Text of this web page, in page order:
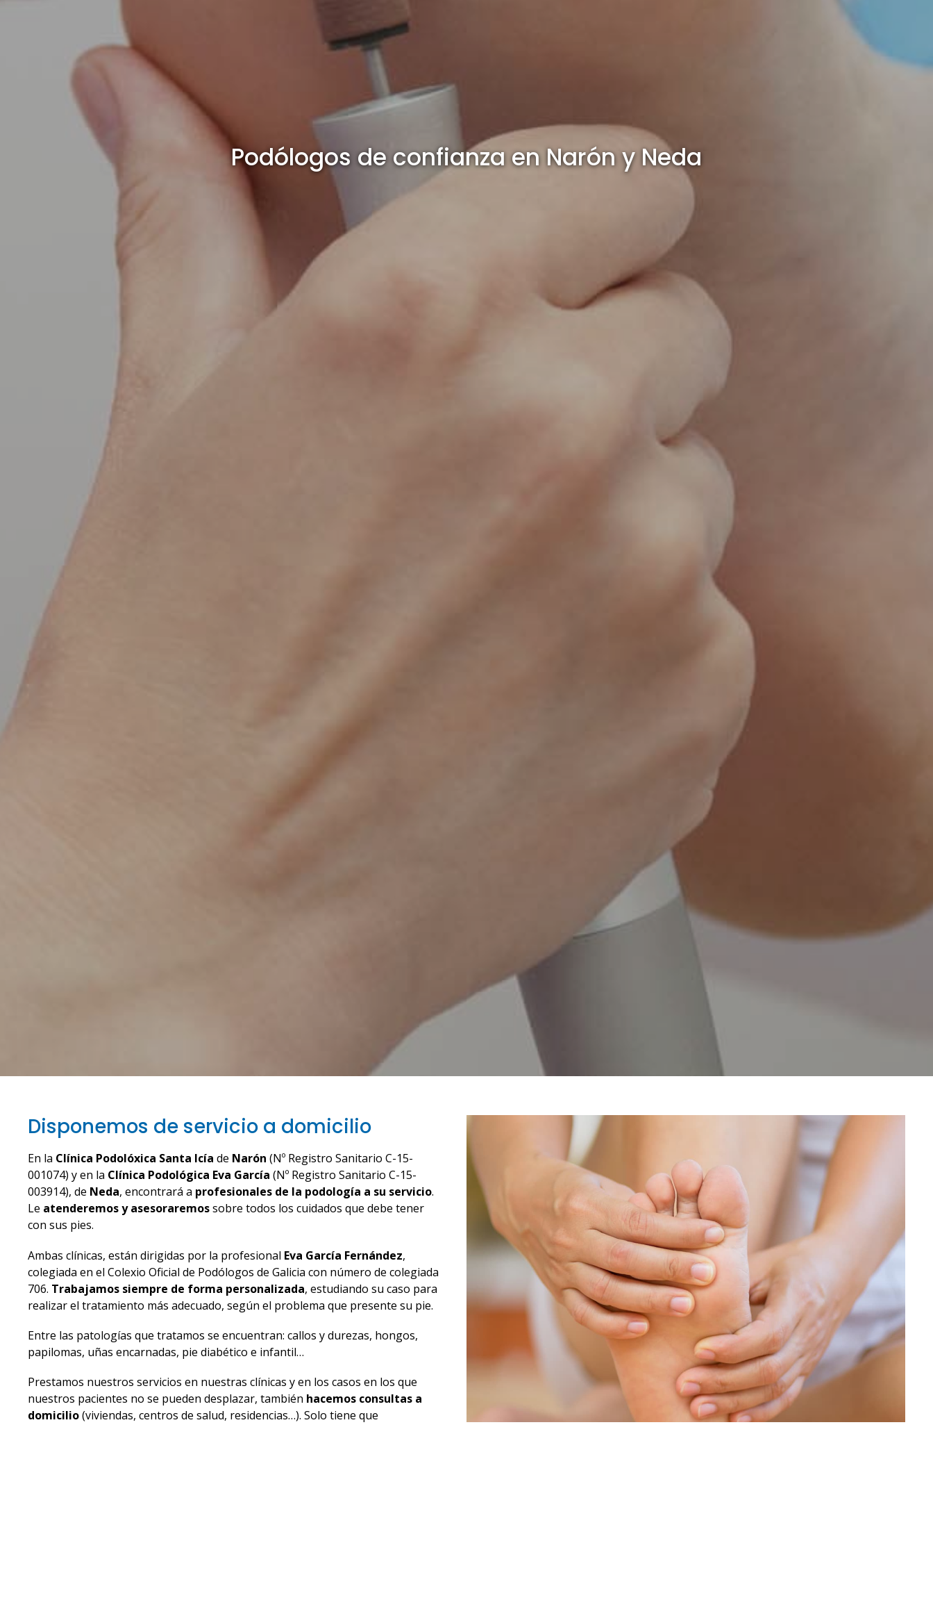
Podólogos de confianza en Narón y Neda
Disponemos de servicio a domicilio
En la Clínica Podolóxica Santa Icía de Narón (Nº Registro Sanitario C-15-
001074) y en la Clínica Podológica Eva García (Nº Registro Sanitario C-15-
003914), de Neda, encontrará a profesionales de la podología a su servicio.
Le atenderemos y asesoraremossobre todos los cuidados que debe tener
con sus pies.
Ambas clínicas, están dirigidas por la profesional Eva García Fernández,
colegiada en el Colexio Oficial de Podólogos de Galicia con número de colegiada
706. Trabajamos siempre de forma personalizada, estudiando su caso para
realizar el tratamiento más adecuado, según el problema que presente su pie.
Entre las patologías que tratamos se encuentran: callos y durezas, hongos,
papilomas, uñas encarnadas, pie diabético e infantil…
Prestamos nuestros servicios en nuestras clínicas y en los casos en los que
nuestros pacientes no se pueden desplazar, también hacemos consultas a
domicilio(viviendas, centros de salud, residencias…). Solo tiene que